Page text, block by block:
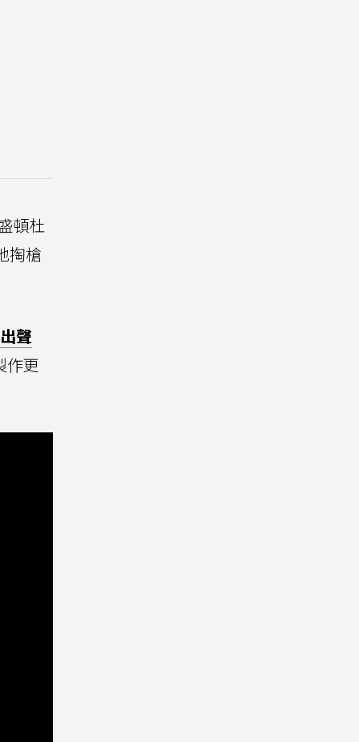
頓杜
掏槍
聲
作更